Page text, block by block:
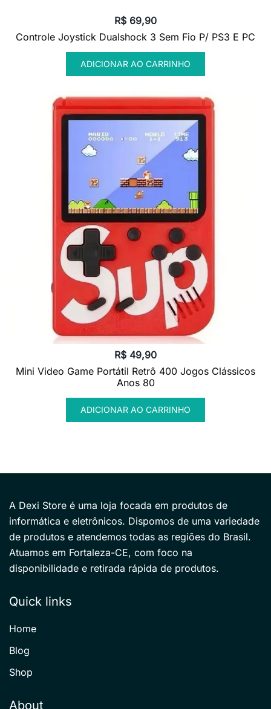
R$ 69,90
Controle Joystick Dualshock 3 Sem Fio P/ PS3 E PC
ADICIONAR AO CARRINHO
R$ 49,90
Mini Video Game Portátil Retrô 400 Jogos Clássicos
Anos 80
ADICIONAR AO CARRINHO
A Dexi Store é uma loja focada em produtos de
informática e eletrônicos. Dispomos de uma variedade
de produtos e atendemos todas as regiões do Brasil.
Atuamos em Fortaleza-CE, com foco na
disponibilidade e retirada rápida de produtos.
Quick links
Home
Blog
Shop
About